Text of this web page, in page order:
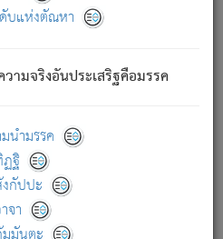
บแห่งตัณหา
มจริงอันประเสริฐคือมรรค
นำมรรค
ฐิ
กัปปะ
จา
ยามปรับปรุงข้อมูลให้ถูกต้องมากที่สุด
สือต้นฉบับ ที่มีการพิมพ์ครั้งล่าสุด
ฒนา|แจ้งข้อผิดพลาด / แนะนำ